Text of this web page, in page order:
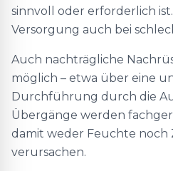
sinnvoll oder erforderlich
Versorgung auch bei
Auch nachträgliche
möglich – etwa über eine
Durchführung durch die
Übergänge werden
damit weder Feuchte
verursachen.